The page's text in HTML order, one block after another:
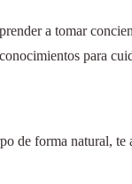
a tomar
para
de forma natural,